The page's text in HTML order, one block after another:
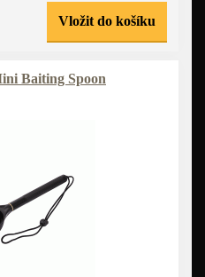
Vložit do košíku
Baiting Spoon